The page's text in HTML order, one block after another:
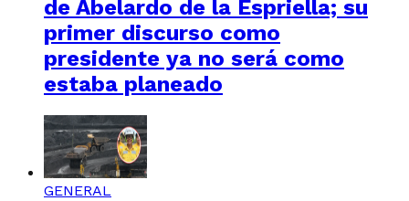
de Abelardo de la Espriella; su
primer discurso como
presidente ya no será como
estaba planeado
GENERAL